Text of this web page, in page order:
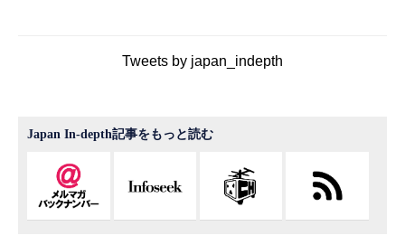
Tweets by japan_indepth
Japan In-depth記事をもっと読む